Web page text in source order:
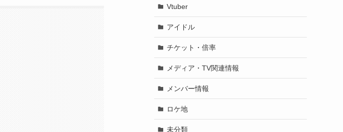
Vtuber
アイドル
チケット・倍率
メディア・TV関連情報
メンバー情報
ロケ地
未分類